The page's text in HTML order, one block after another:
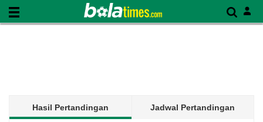
Hasil Pertandingan Jadwal Pertandingan